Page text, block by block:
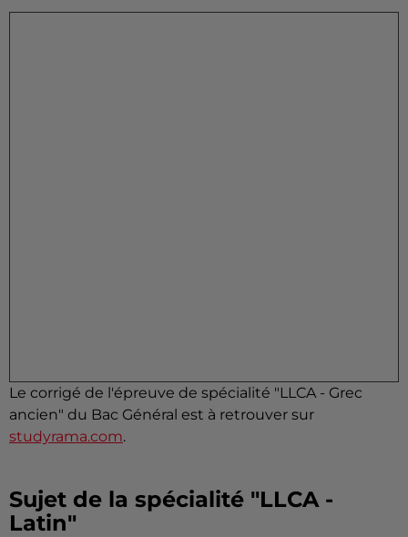
Le corrigé de l'épreuve de spécialité "LLCA - Grec
ancien" du Bac Général est à retrouver sur
studyrama.com.
Sujet de la spécialité "LLCA -
Latin"